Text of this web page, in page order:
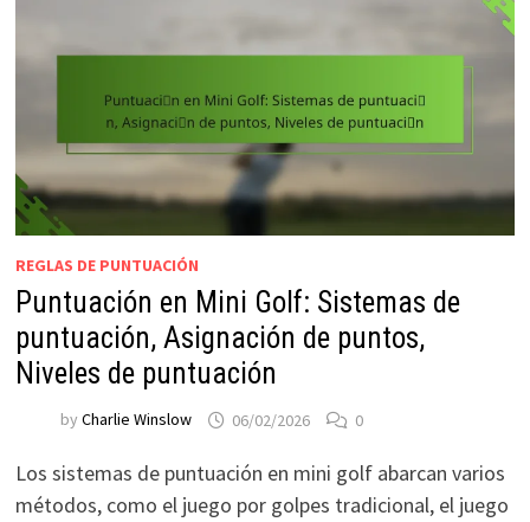
REGLAS DE PUNTUACIÓN
Puntuación en Mini Golf: Sistemas de
puntuación, Asignación de puntos,
Niveles de puntuación
by Charlie Winslow 06/02/2026 0
Los sistemas de puntuación en mini golf abarcan varios
métodos, como el juego por golpes tradicional, el juego